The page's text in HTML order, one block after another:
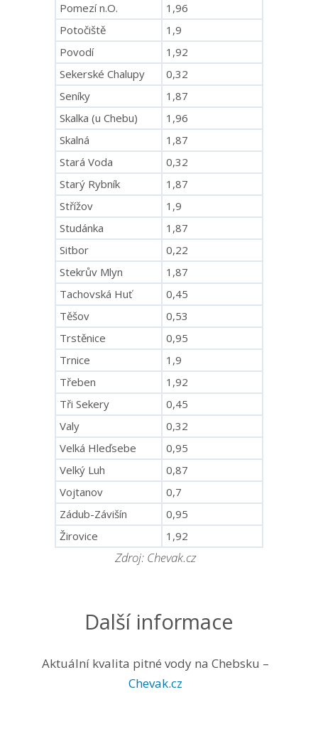
Pomezí n.O.
1,96
Potočiště
1,9
Povodí
1,92
Sekerské Chalupy
0,32
Seníky
1,87
Skalka (u Chebu)
1,96
Skalná
1,87
Stará Voda
0,32
Starý Rybník
1,87
Střížov
1,9
Studánka
1,87
Sitbor
0,22
Stekrův Mlyn
1,87
Tachovská Huť
0,45
Těšov
0,53
Trstěnice
0,95
Trnice
1,9
Třeben
1,92
Tři Sekery
0,45
Valy
0,32
Velká Hleďsebe
0,95
Velký Luh
0,87
Vojtanov
0,7
Zádub-Závišín
0,95
Žirovice
1,92
Zdroj: Chevak.cz
Další informace
Aktuální kvalita pitné vody na Chebsku –
Chevak.cz